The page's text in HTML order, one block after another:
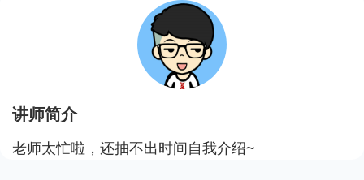
讲师简介
老师太忙啦，还抽不出时间自我介绍~